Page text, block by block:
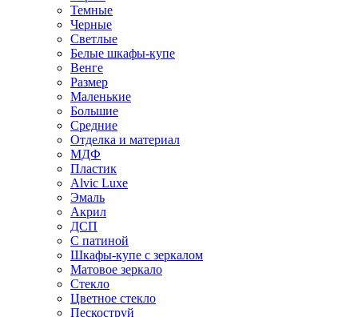
Темные
Черные
Светлые
Белые шкафы-купе
Венге
Размер
Маленькие
Большие
Средние
Отделка и материал
МДФ
Пластик
Alvic Luxe
Эмаль
Акрил
ДСП
С патиной
Шкафы-купе с зеркалом
Матовое зеркало
Стекло
Цветное стекло
Пескоструй